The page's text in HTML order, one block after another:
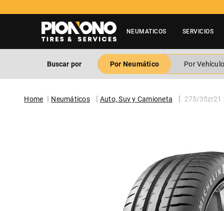
NEUMATICOS SERVICIOS
Buscar por Por Neumático Por
Neumáticos Auto, Suv y Camioneta 275/35zr21